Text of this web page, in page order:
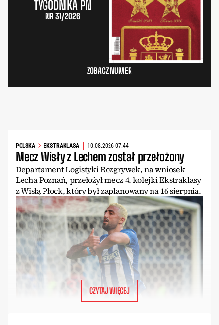
TYGODNIKA PN
NR 31/2026
ZOBACZ NUMER
POLSKA EKSTRAKLASA 10.08.2026 07:44
Mecz Wisły z Lechem został przełożony
Departament Logistyki Rozgrywek, na wniosek
Lecha Poznań, przełożył mecz 4. kolejki Ekstraklasy
z Wisłą Płock, który był zaplanowany na 16 sierpnia.
CZYTAJ WIĘCEJ